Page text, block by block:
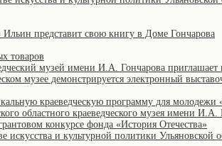
Ильин представит свою книгу в Доме Гончарова
товаров
музей имени И.А. Гончарова приглашает
музее демонстрируется электронный
краеведческую программу для молодежи
областного краеведческого музея имени
конкурсе фонда «История Отечества»
искусства и культурной политики Ульяновской